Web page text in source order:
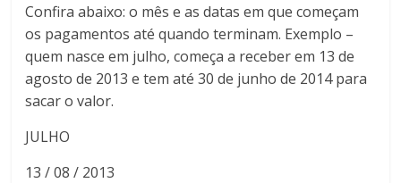
Confira abaixo: o mês e as datas em que começam
os pagamentos até quando terminam. Exemplo –
quem nasce em julho, começa a receber em 13 de
agosto de 2013 e tem até 30 de junho de 2014 para
sacar o valor.
JULHO
13 / 08 / 2013